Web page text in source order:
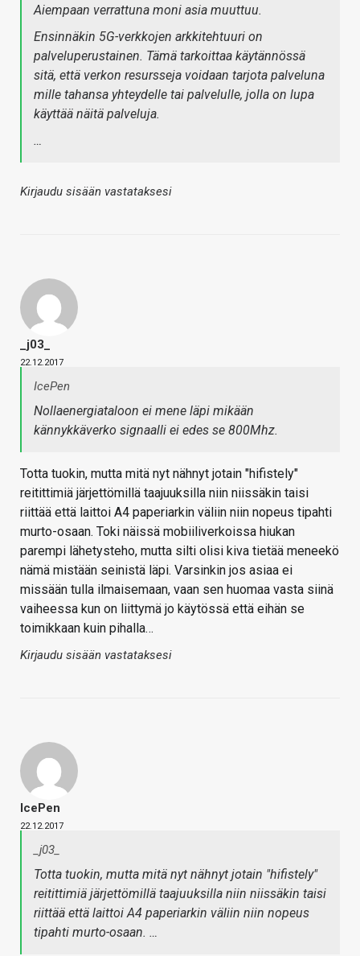
Aiempaan verrattuna moni asia muuttuu.
Ensinnäkin 5G-verkkojen arkkitehtuuri on
palveluperustainen. Tämä tarkoittaa käytännössä
sitä, että verkon resursseja voidaan tarjota palveluna
mille tahansa yhteydelle tai palvelulle, jolla on lupa
käyttää näitä palveluja.
…
Kirjaudu sisään vastataksesi
_j03_
22.12.2017
IcePen
Nollaenergiataloon ei mene läpi mikään
kännykkäverko signaalli ei edes se 800Mhz.
Totta tuokin, mutta mitä nyt nähnyt jotain "hifistely"
reitittimiä järjettömillä taajuuksilla niin niissäkin taisi
riittää että laittoi A4 paperiarkin väliin niin nopeus tipahti
murto-osaan. Toki näissä mobiiliverkoissa hiukan
parempi lähetysteho, mutta silti olisi kiva tietää meneekö
nämä mistään seinistä läpi. Varsinkin jos asiaa ei
missään tulla ilmaisemaan, vaan sen huomaa vasta siinä
vaiheessa kun on liittymä jo käytössä että eihän se
toimikkaan kuin pihalla…
Kirjaudu sisään vastataksesi
IcePen
22.12.2017
_j03_
Totta tuokin, mutta mitä nyt nähnyt jotain "hifistely"
reitittimiä järjettömillä taajuuksilla niin niissäkin taisi
riittää että laittoi A4 paperiarkin väliin niin nopeus
tipahti murto-osaan. …